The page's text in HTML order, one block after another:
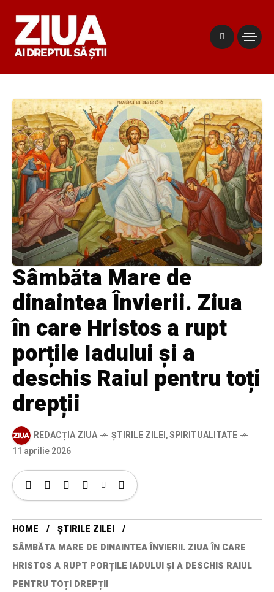
Sâmbăta Mare de
dinaintea Învierii. Ziua
în care Hristos a rupt
porțile Iadului și a
deschis Raiul pentru toți
drepții
REDACȚIA ZIUA ȘTIRILE ZILEI,SPIRITUALITATE
11 aprilie 2026
HOME
ȘTIRILE ZILEI
SÂMBĂTA MARE DE DINAINTEA ÎNVIERII. ZIUA ÎN CARE
HRISTOS A RUPT PORȚILE IADULUI ȘI A DESCHIS RAIUL
PENTRU TOȚI DREPȚII